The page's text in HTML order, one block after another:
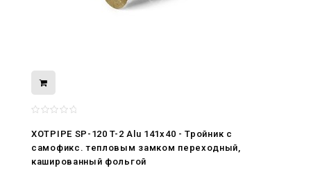
XOTPIPE SP-120 T-2 Alu 141x40 - Тройник c
самофикс. тепловым замком переходный,
кашированный фольгой
нами